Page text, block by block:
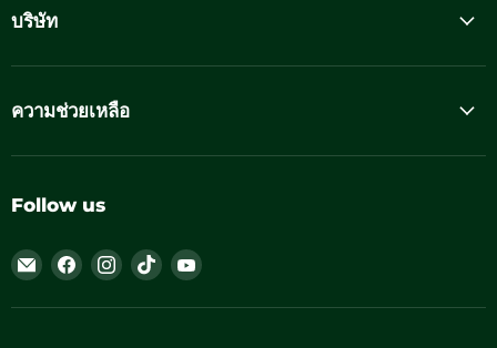
บริษัท
ความช่วยเหลือ
Follow us
Email
Thailandoutdoorshop
Find
on
Find
on
Find
on
Find
on